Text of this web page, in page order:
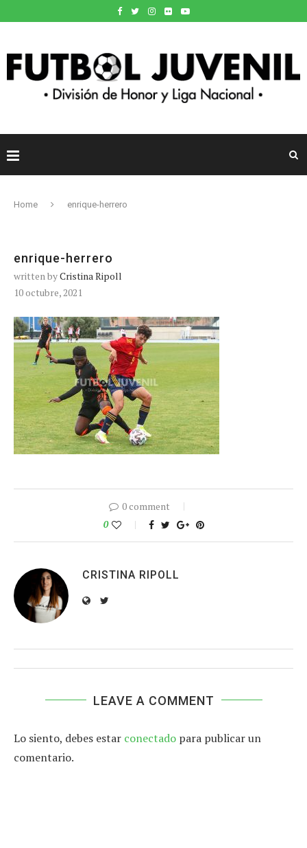
Home enrique-herrero
enrique-herrero
written byCristina Ripoll
10 octubre, 2021
0 comment
0
CRISTINA RIPOLL
LEAVE A COMMENT
Lo siento, debes estar conectado para publicar un
comentario.